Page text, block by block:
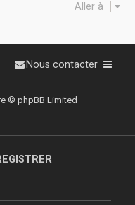
Aller à
Nous contacter
© phpBB Limited